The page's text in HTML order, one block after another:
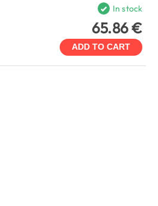
In stock
65.86 €
ADD TO CART